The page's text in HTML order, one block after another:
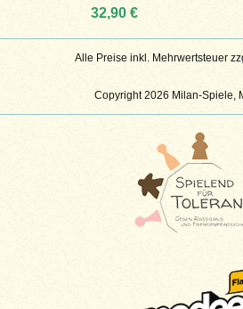
Copyright 2026 Milan-Spiele,
32,90 €
Alle Preise inkl. Mehrwertsteuer